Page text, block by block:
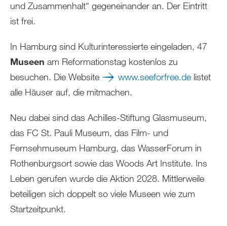
und Zusammenhalt“ gegeneinander an. Der Eintritt
ist frei.
In Hamburg sind Kulturinteressierte eingeladen, 47
Museen am Reformationstag kostenlos zu
besuchen. Die Website
www.seeforfree.de listet
alle Häuser auf, die mitmachen.
Neu dabei sind das Achilles-Stiftung Glasmuseum,
das FC St. Pauli Museum, das Film- und
Fernsehmuseum Hamburg, das WasserForum in
Rothenburgsort sowie das Woods Art Institute. Ins
Leben gerufen wurde die Aktion 2028. Mittlerweile
beteiligen sich doppelt so viele Museen wie zum
Startzeitpunkt.